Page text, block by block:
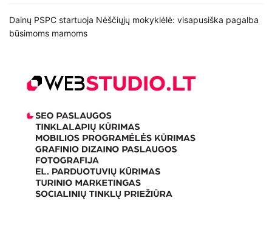
Dainų PSPC startuoja Nėščiųjų mokyklėlė: visapusiška pagalba
būsimoms mamoms